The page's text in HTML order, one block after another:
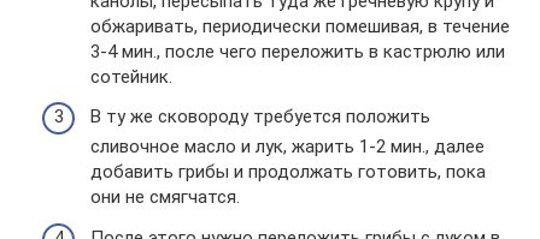
обжаривать, периодически помешивая, в течение
3-4 мин., после чего переложить в кастрюлю или
сотейник.
В ту же сковороду требуется положить
сливочное масло и лук, жарить 1-2 мин., далее
добавить грибы и продолжать готовить, пока
они не смягчатся.